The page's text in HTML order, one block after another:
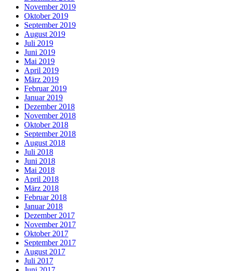
November 2019
Oktober 2019
September 2019
August 2019
Juli 2019
Juni 2019
Mai 2019
April 2019
März 2019
Februar 2019
Januar 2019
Dezember 2018
November 2018
Oktober 2018
September 2018
August 2018
Juli 2018
Juni 2018
Mai 2018
April 2018
März 2018
Februar 2018
Januar 2018
Dezember 2017
November 2017
Oktober 2017
September 2017
August 2017
Juli 2017